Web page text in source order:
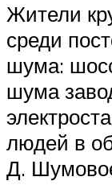
Жители
среди
шума:
шума
людей в
Д.